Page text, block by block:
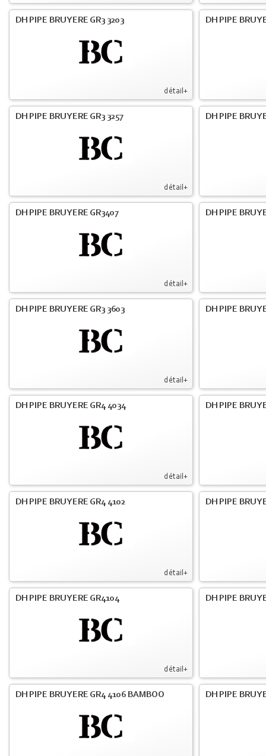
détail+
DH PIPE BRUYERE GR3 3203 DH PIPE
détail+
DH PIPE BRUYERE GR3 3257 DH PIPE
détail+
DH PIPE BRUYERE GR3407 DH PIPE
détail+
DH PIPE BRUYERE GR3 3603 DH PIPE
détail+
DH PIPE BRUYERE GR4 4034 DH PIPE
détail+
DH PIPE BRUYERE GR4 4102 DH PIPE
détail+
DH PIPE BRUYERE GR4104 DH PIPE
DH PIPE BRUYERE GR4 4106 BAMBOO DH PIPE